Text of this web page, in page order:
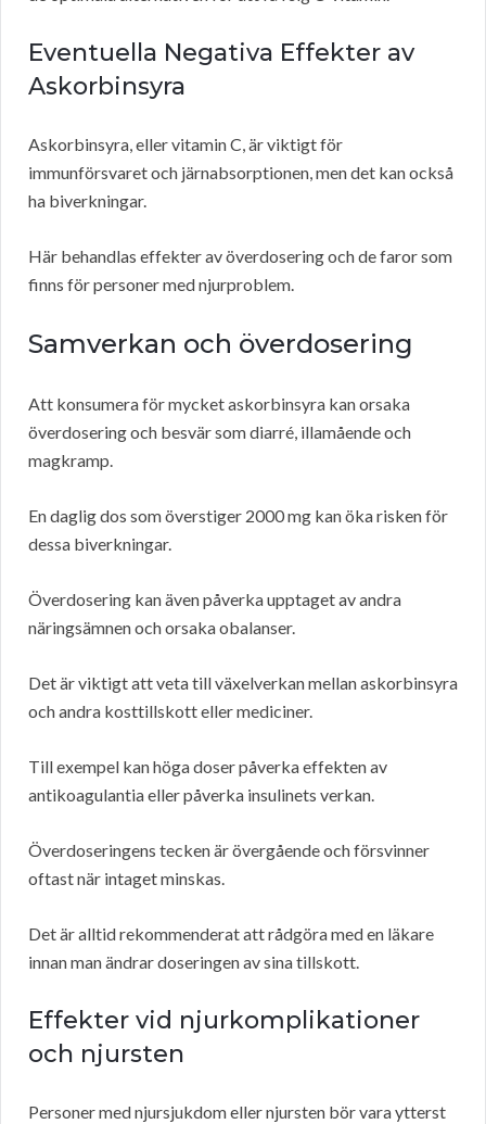
Eventuella Negativa Effekter av
Askorbinsyra
Askorbinsyra, eller vitamin C, är viktigt för
immunförsvaret och järnabsorptionen, men det kan också
ha biverkningar.
Här behandlas effekter av överdosering och de faror som
finns för personer med njurproblem.
Samverkan och överdosering
Att konsumera för mycket askorbinsyra kan orsaka
överdosering och besvär som diarré, illamående och
magkramp.
En daglig dos som överstiger 2000 mg kan öka risken för
dessa biverkningar.
Överdosering kan även påverka upptaget av andra
näringsämnen och orsaka obalanser.
Det är viktigt att veta till växelverkan mellan askorbinsyra
och andra kosttillskott eller mediciner.
Till exempel kan höga doser påverka effekten av
antikoagulantia eller påverka insulinets verkan.
Överdoseringens tecken är övergående och försvinner
oftast när intaget minskas.
Det är alltid rekommenderat att rådgöra med en läkare
innan man ändrar doseringen av sina tillskott.
Effekter vid njurkomplikationer
och njursten
Personer med njursjukdom eller njursten bör vara ytterst